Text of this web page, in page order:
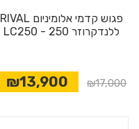
פגוש קדמי אלומיניום RIVAL
ללנדקרוזר 250 - LC250
₪17,000
₪13,900